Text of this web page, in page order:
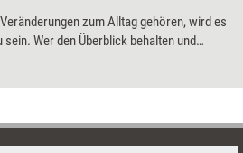
zum Alltag gehören, wird es
Wer den Überblick behalten und